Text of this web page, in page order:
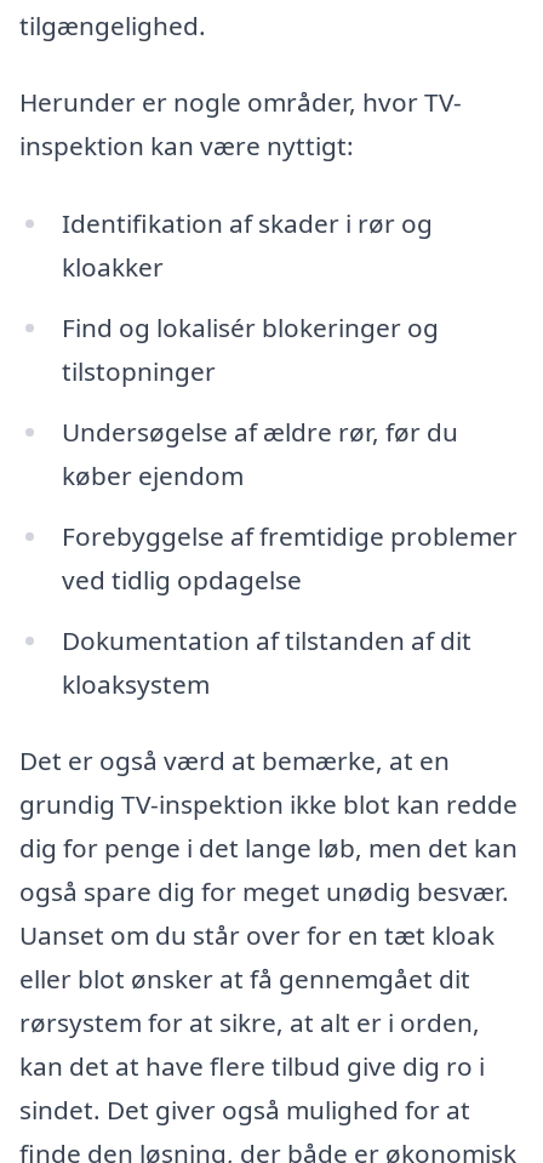
tilgængelighed.
Herunder er nogle områder, hvor TV-
inspektion kan være nyttigt:
Identifikation af skader i rør og
kloakker
Find og lokalisér blokeringer og
tilstopninger
Undersøgelse af ældre rør, før du
køber ejendom
Forebyggelse af fremtidige problemer
ved tidlig opdagelse
Dokumentation af tilstanden af dit
kloaksystem
Det er også værd at bemærke, at en
grundig TV-inspektion ikke blot kan redde
dig for penge i det lange løb, men det kan
også spare dig for meget unødig besvær.
Uanset om du står over for en tæt kloak
eller blot ønsker at få gennemgået dit
rørsystem for at sikre, at alt er i orden,
kan det at have flere tilbud give dig ro i
sindet. Det giver også mulighed for at
finde den løsning, der både er økonomisk